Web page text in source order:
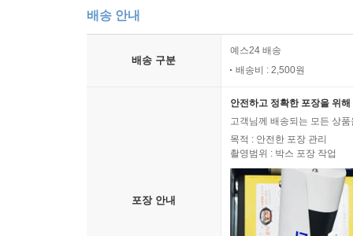
배송 안내
배송 구분
예스24 배송
배송비 : 2,500원
포장 안내
안전하고 정확한 포장을 위
고객님께 배송되는 모든 상
목적 : 안전한 포장 관리
촬영범위 : 박스 포장 작업